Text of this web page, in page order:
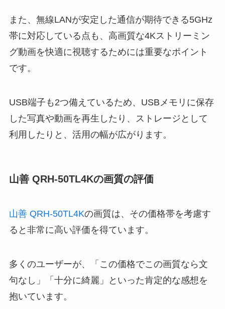
また、無線LANが安定した通信が期待できる5GHz
帯に対応している点も、高画質な4Kストリーミン
グ動画を快適に視聴するためには重要なポイント
です。
USB端子も2つ備えているため、USBメモリに保存
した写真や動画を再生したり、ストレージとして
利用したりと、活用の幅が広がります。
山善 QRH-50TL4Kの画質の評価
山善 QRH-50TL4Kの画質は、その価格帯を考慮す
ると非常に高い評価を得ています。
多くのユーザーが、「この価格でこの画質なら文
句なし」「十分に綺麗」といった肯定的な感想を
抱いています。